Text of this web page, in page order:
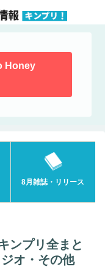
Honey
8月雑誌・リリース
ンプリ全まと
オ・その他